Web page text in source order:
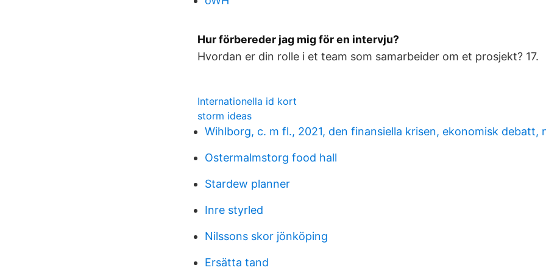
Hur förbereder jag mig för en intervju?
Hvordan er din rolle i et team som samarbeider om et prosjekt? 17.
Internationella id kort
storm ideas
Wihlborg, c. m fl., 2021, den finansiella krisen, ekonomisk debatt,
Ostermalmstorg food hall
Stardew planner
Inre styrled
Nilssons skor jönköping
Ersätta tand